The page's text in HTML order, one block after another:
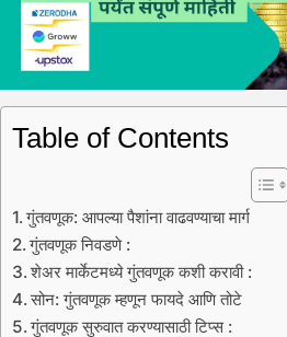
Table of Contents
गुंतवणूक: आपल्या पैशांना वाढवण्याचा मार्ग
गुंतवणूक निवडणे :
शेअर मार्केटमध्ये गुंतवणूक कशी करावी :
सोन: गुंतवणूक म्हणून फायदे आणि तोटे
गुंतवणूक सुरुवात करण्यासाठी टिप्स :